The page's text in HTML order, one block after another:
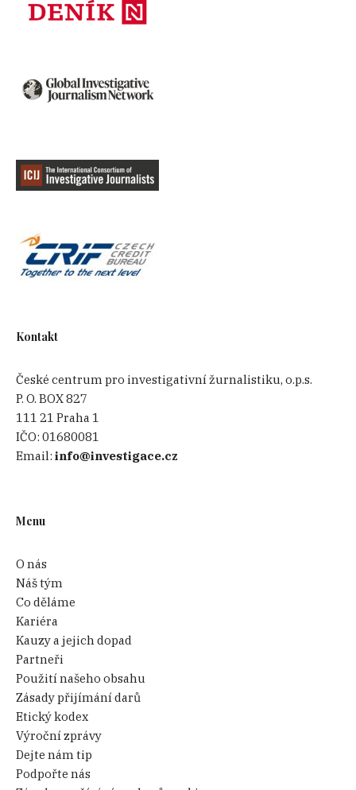
Kontakt
České centrum pro investigativní žurnalistiku, o.p.s.
P. O. BOX 827
111 21 Praha 1
IČO:01680081
Email:info@investigace.cz
Menu
O nás
Náš tým
Co děláme
Kariéra
Kauzy a jejich dopad
Partneři
Použití našeho obsahu
Zásady přijímání darů
Etický kodex
Výroční zprávy
Dejte nám tip
Podpořte nás